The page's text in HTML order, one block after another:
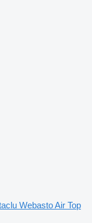
Webasto Air Top